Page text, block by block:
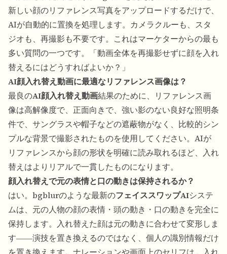
新しい顔のリファレンス写真をアップロードするだけで、
AIが自動的に置換を処理します。カメラクルーも、スタ
ジオも、再撮影も不要です。これはマーケターからの最も
多い質問の一つです。「動画全体を再撮影せずに顔を入れ
替えるにはどうすればよいか？」
AI顔入れ替え動画に最適なリファレンス画像は？
最良のAI顔入れ替え動画結果のために、リファレンス画
像は高解像度で、正面向きで、強い影のない良好な照明条
件で、サングラスや帽子などの遮蔽物がなく、比較的シン
プルな背景で撮影されたものを使用してください。AIが
リファレンスから顔の形状を明確に読み取れるほど、入れ
替えはよりリアルで一貫したものになります。
顔入れ替えで元の表情と口の動きは保持されるか？
はい。bgblurのような最新のフェイススワップAIシステ
ムは、元の人物の顔の表情・頭の動き・口の動きを完全に
保持します。入れ替えた顔は元の動きに合わせて変形しま
す――演技を置き換えるのではなく、個人の識別情報だけ